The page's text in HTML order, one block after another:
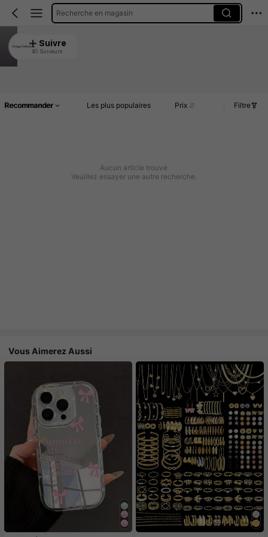
Recherche en magasin
Vintage Collections
4.92
Suivre
40 Suiveurs
Recommander Les plus populaires Prix Filtre
Aucun article trouvé
Veuillez essayer une autre recherche.
Vous Aimerez Aussi